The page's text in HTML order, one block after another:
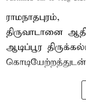
ராமநாதபுரம்,
திருவாடானை
ஆடிப்பூர